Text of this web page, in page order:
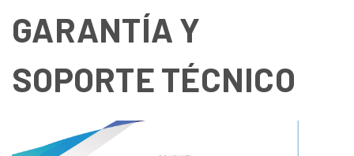
GARANTÍA Y
SOPORTE TÉCNICO